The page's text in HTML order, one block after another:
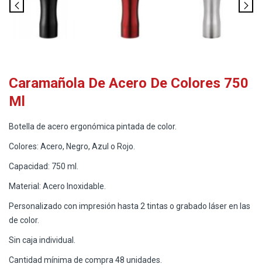
Caramañola De Acero De Colores 750
Ml
Botella de acero ergonómica pintada de color.
Colores: Acero, Negro, Azul o Rojo.
Capacidad: 750 ml.
Material: Acero Inoxidable.
Personalizado con impresión hasta 2 tintas o grabado láser en las
de color.
Sin caja individual.
Cantidad mínima de compra 48 unidades.